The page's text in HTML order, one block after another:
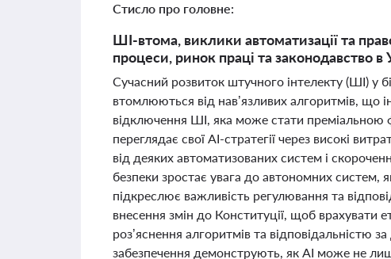
Стисло про головне:
ШІ-втома, виклики автоматизації та
процеси, ринок праці та законодавство в
Сучасний розвиток штучного інтелекту (ШІ) у
втомлюються від нав’язливих алгоритмів,
відключення ШІ, яка може стати преміальною
переглядає свої AI-стратегії через високі
від деяких автоматизованих систем і
безпеки зростає увага до автономних систем,
підкреслює важливість регулювання та
внесення змін до Конституції, щоб врахувати
роз’яснення алгоритмів та відповідальністю
забезпечення демонструють, як AI може не